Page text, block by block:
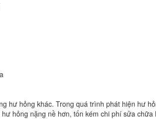
hư hỏng khác. Trong quá trình phát hiện hư
hỏng nặng nề hơn, tốn kém chi phí sửa chữa